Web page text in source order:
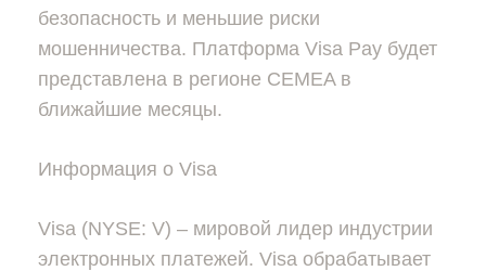
безопасность и меньшие риски
мошенничества. Платформа Visa Pay будет
представлена в регионе CEMEA в
ближайшие месяцы.
Информация о Visa
Visa (NYSE: V) – мировой лидер индустрии
электронных платежей. Visa обрабатывает